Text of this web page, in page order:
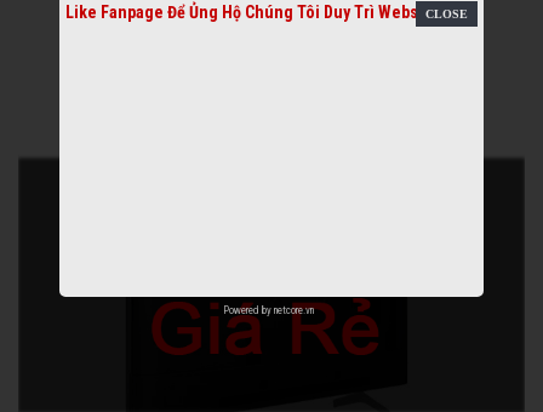
Like Fanpage Để Ủng Hộ Chúng Tôi Duy Trì Website
Powered by netcore.vn